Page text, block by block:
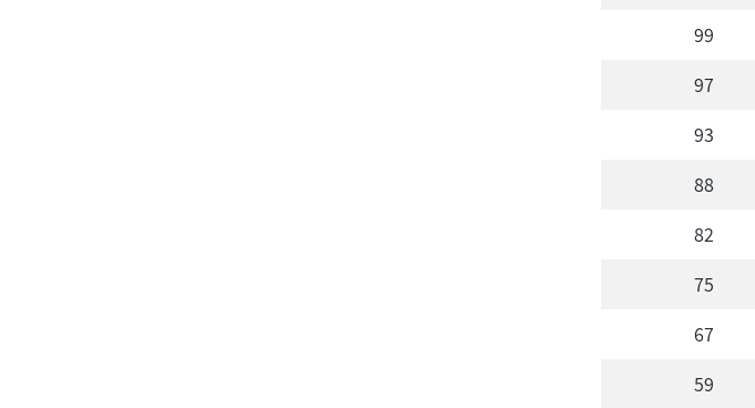
99
97
93
88
82
75
67
59